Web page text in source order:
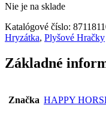
Nie je na sklade
Katalógové číslo:
Hryzátka, Plyšové Hračky
Základné
Značka HAPPY